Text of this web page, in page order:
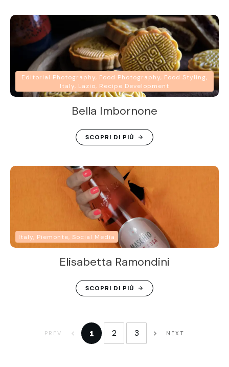
Editorial Photography, Food Photography, Food Styling,
Italy, Lazio, Recipe Development
Bella Imbornone
SCOPRI DI PIÙ
Italy, Piemonte, Social Media
Elisabetta Ramondini
SCOPRI DI PIÙ
PREV 1 2 3 NEXT